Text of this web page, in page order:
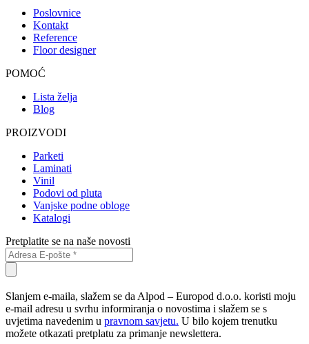
Poslovnice
Kontakt
Reference
Floor designer
POMOĆ
Lista želja
Blog
PROIZVODI
Parketi
Laminati
Vinil
Podovi od pluta
Vanjske podne obloge
Katalogi
Pretplatite se na naše novosti
Slanjem e-maila, slažem se da Alpod – Europod d.o.o. koristi moju
e-mail adresu u svrhu informiranja o novostima i slažem se s
uvjetima navedenim u pravnom savjetu. U bilo kojem trenutku
možete otkazati pretplatu za primanje newslettera.